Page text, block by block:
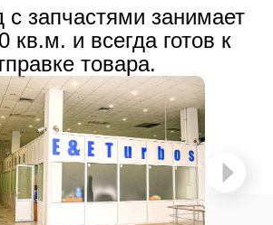
запчастями занимает
кв.м. и всегда готов к
товара.